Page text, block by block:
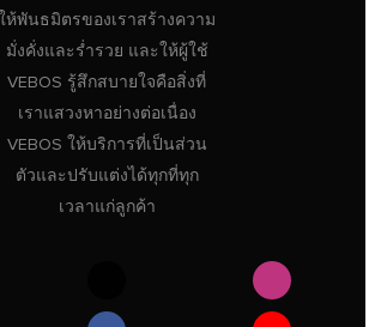
ให้พันธมิตรของเราสร้างความ
มั่งคั่งและร่ำรวย และให้ผู้ใช้
VEBOS รู้สึกสบายใจคือสิ่งที่
เราแสวงหาอย่างต่อเนื่อง
VEBOS ให้บริการที่เป็นส่วน
ตัวและปรับแต่งได้ทุกที่ทุก
เวลาแก่ลูกค้า